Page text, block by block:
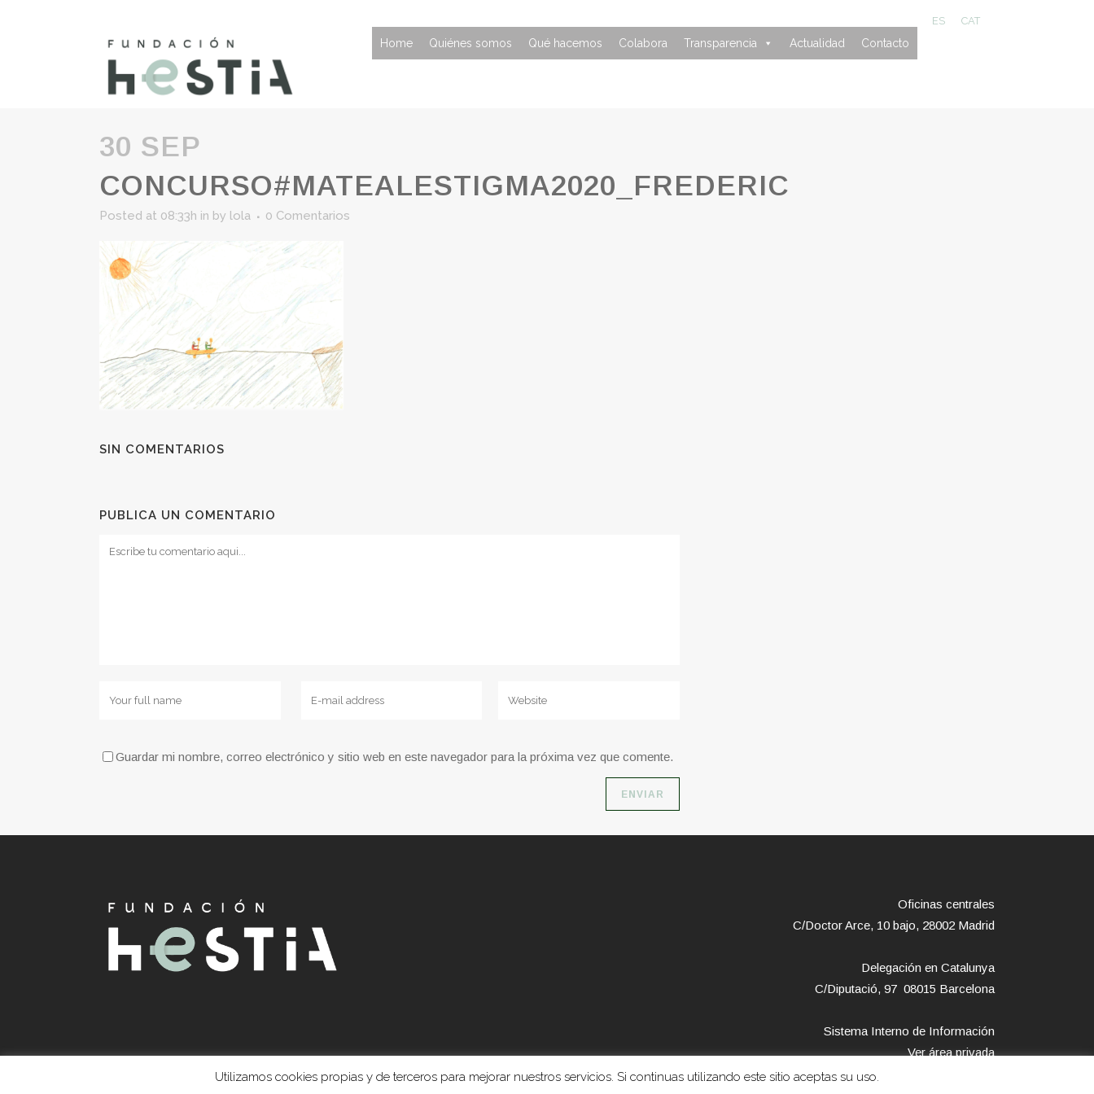
ES CAT
Home Quiénes somos Qué hacemos Colabora Transparencia Actualidad Contacto
30 SEP
CONCURSO#MATEALESTIGMA2020_FREDERIC
Posted at 08:33h in by lola 0 Comentarios
SIN COMENTARIOS
PUBLICA UN COMENTARIO
Guardar mi nombre, correo electrónico y sitio web en este navegador para la próxima vez que comente.
Oficinas centrales
C/Doctor Arce, 10 bajo, 28002 Madrid
Delegación en Catalunya
C/Diputació, 97 08015 Barcelona
Sistema Interno de Información
Ver área privada
Utilizamos cookies propias y de terceros para mejorar nuestros servicios. Si continuas utilizando este sitio aceptas su uso.